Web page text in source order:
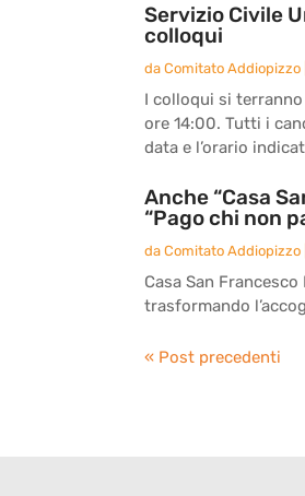
Servizio Civile
colloqui
da Comitato Addiopizzo
I colloqui si
ore 14:00. Tutti i
data e l’orario
Anche “Casa
“Pago chi non
da Comitato Addiopizzo
Casa San
trasformando
« Post precedenti